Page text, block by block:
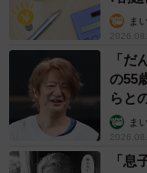
ま
「
の55
らと
ま
「息